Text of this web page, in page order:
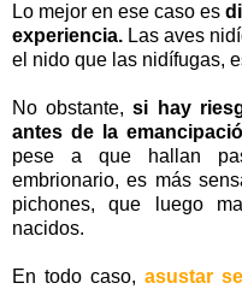
Lo mejor en ese caso es
experiencia. Las aves
el nido que las nidífugas,
No obstante,si hay
antes de la
pese a que hallan
embrionario, es más
pichones, que luego
nacidos.
En todo caso, asustar